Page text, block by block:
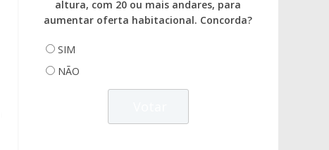
altura, com 20 ou mais andares, para
aumentar oferta habitacional. Concorda?
SIM
NÃO